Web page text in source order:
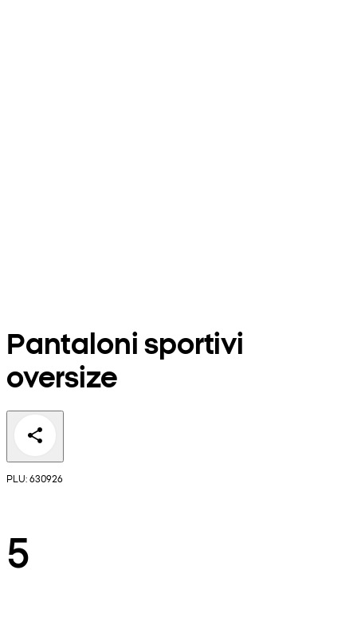
Pantaloni sportivi
oversize
PLU: 630926
5